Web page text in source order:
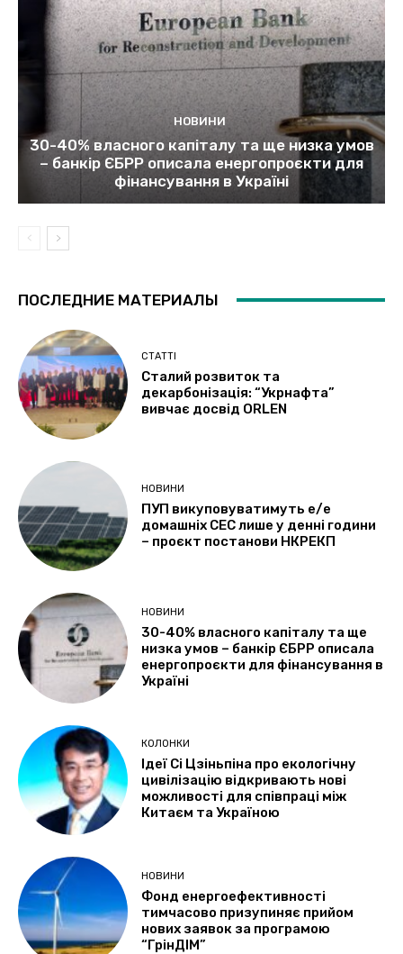
НОВИНИ
30-40% власного капіталу та ще низка умов
– банкір ЄБРР описала енергопроєкти для
фінансування в Україні
ПОСЛЕДНИЕ МАТЕРИАЛЫ
СТАТТІ
Сталий розвиток та
декарбонізація: “Укрнафта”
вивчає досвід ORLEN
НОВИНИ
ПУП викуповуватимуть е/е
домашніх СЕС лише у денні години
– проєкт постанови НКРЕКП
НОВИНИ
30-40% власного капіталу та ще
низка умов – банкір ЄБРР описала
енергопроєкти для фінансування в
Україні
КОЛОНКИ
Ідеї Сі Цзіньпіна про екологічну
цивілізацію відкривають нові
можливості для співпраці між
Китаєм та Україною
НОВИНИ
Фонд енергоефективності
тимчасово призупиняє прийом
нових заявок за програмою
“ГрінДІМ”